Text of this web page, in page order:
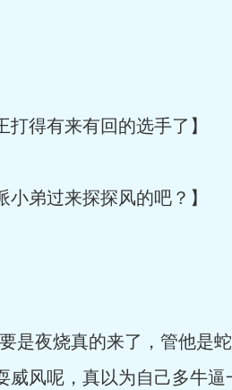
得有来有回的选手了】
弟过来探探风的吧？】
夜烧真的来了，管他是蛇
风呢，真以为自己多牛逼